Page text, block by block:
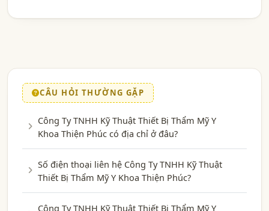
CÂU HỎI THƯỜNG GẶP
Công Ty TNHH Kỹ Thuật Thiết Bị Thẩm Mỹ Y
Khoa Thiện Phúc có địa chỉ ở đâu?
Số điện thoại liên hệ Công Ty TNHH Kỹ Thuật
Thiết Bị Thẩm Mỹ Y Khoa Thiện Phúc?
Công Ty TNHH Kỹ Thuật Thiết Bị Thẩm Mỹ Y